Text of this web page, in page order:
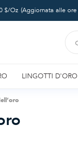
$/Oz (Aggiornata alle ore
LINGOTTI D'ORO